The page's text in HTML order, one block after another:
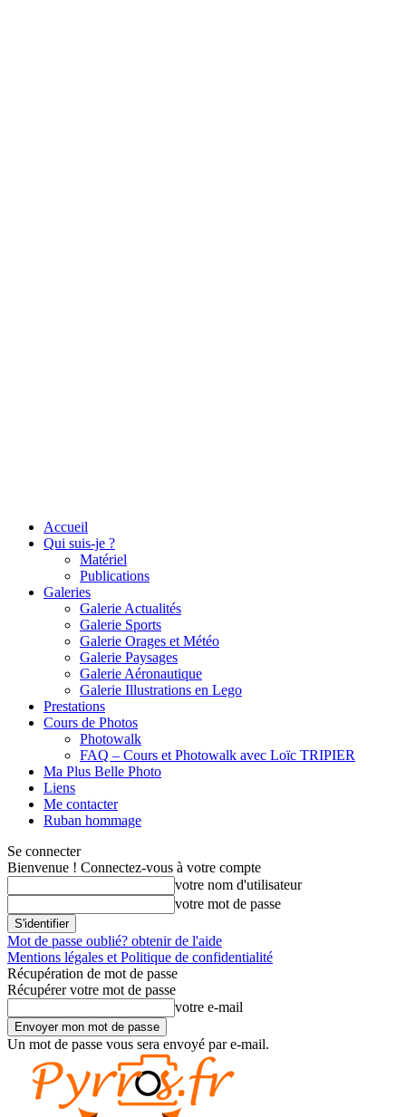
Accueil
Qui suis-je ?
Matériel
Publications
Galeries
Galerie Actualités
Galerie Sports
Galerie Orages et Météo
Galerie Paysages
Galerie Aéronautique
Galerie Illustrations en Lego
Prestations
Cours de Photos
Photowalk
FAQ – Cours et Photowalk avec Loïc TRIPIER
Ma Plus Belle Photo
Liens
Me contacter
Ruban hommage
Se connecter
Bienvenue ! Connectez-vous à votre compte
votre nom d'utilisateur
votre mot de passe
Mot de passe oublié? obtenir de l'aide
Mentions légales et Politique de confidentialité
Récupération de mot de passe
Récupérer votre mot de passe
votre e-mail
Un mot de passe vous sera envoyé par e-mail.